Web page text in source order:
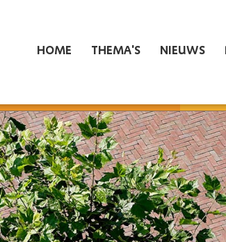
HOME THEMA'S NIEUWS